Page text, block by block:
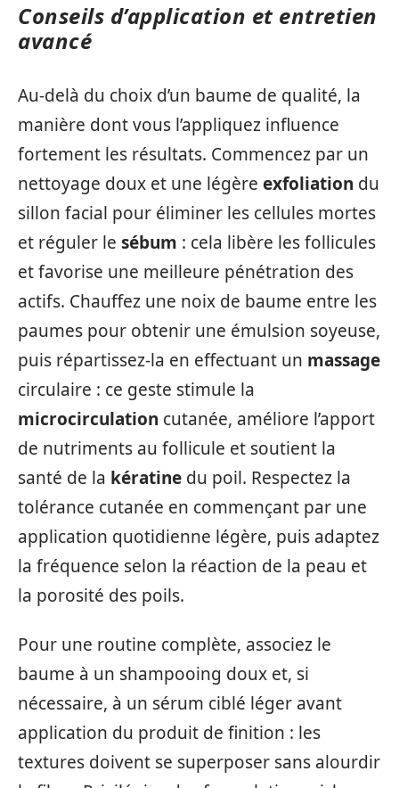
Conseils d’application et entretien
avancé
Au-delà du choix d’un baume de qualité, la
manière dont vous l’appliquez influence
fortement les résultats. Commencez par un
nettoyage doux et une légère exfoliation du
sillon facial pour éliminer les cellules mortes
et réguler le sébum : cela libère les follicules
et favorise une meilleure pénétration des
actifs. Chauffez une noix de baume entre les
paumes pour obtenir une émulsion soyeuse,
puis répartissez-la en effectuant un massage
circulaire : ce geste stimule la
microcirculation cutanée, améliore l’apport
de nutriments au follicule et soutient la
santé de la kératine du poil. Respectez la
tolérance cutanée en commençant par une
application quotidienne légère, puis adaptez
la fréquence selon la réaction de la peau et
la porosité des poils.
Pour une routine complète, associez le
baume à un shampooing doux et, si
nécessaire, à un sérum ciblé léger avant
application du produit de finition : les
textures doivent se superposer sans alourdir